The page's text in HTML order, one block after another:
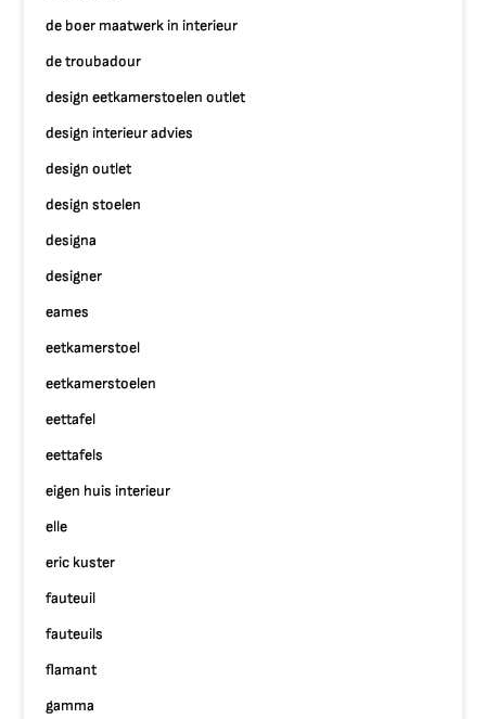
de boer maatwerk in interieur
de troubadour
design eetkamerstoelen outlet
design interieur advies
design outlet
design stoelen
designa
designer
eames
eetkamerstoel
eetkamerstoelen
eettafel
eettafels
eigen huis interieur
elle
eric kuster
fauteuil
fauteuils
flamant
gamma